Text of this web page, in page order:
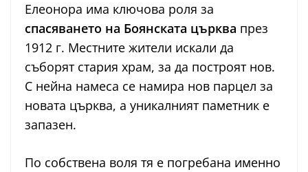
Елеонора има ключова роля за
спасяването на Боянската църква през
1912 г. Местните жители искали да
съборят стария храм, за да построят нов.
С нейна намеса се намира нов парцел за
новата църква, а уникалният паметник е
запазен.
По собствена воля тя е погребана именно